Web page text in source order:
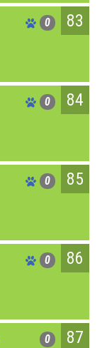
0 83
0 84
0 85
0 86
0 87